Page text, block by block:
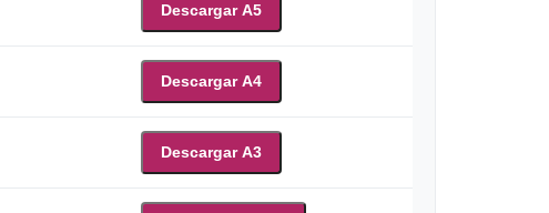
Descargar A5
Descargar A4
Descargar A3